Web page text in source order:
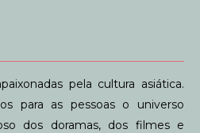
pela cultura asiática.
para as pessoas o universo
dos doramas, dos filmes e